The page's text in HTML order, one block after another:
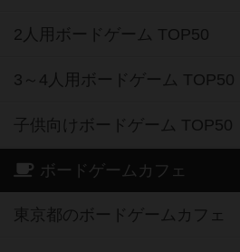
2人用ボードゲーム TOP50
3～4人用ボードゲーム TOP50
子供向けボードゲーム TOP50
ボードゲームカフェ
東京都のボードゲームカフェ